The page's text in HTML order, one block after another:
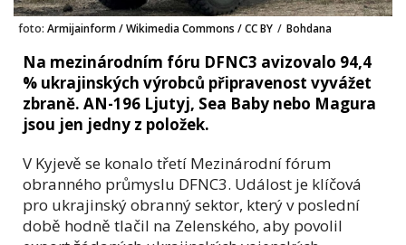
foto: Armijainform / Wikimedia Commons / CC BY / Bohdana
Na mezinárodním fóru DFNC3 avizovalo 94,4
% ukrajinských výrobců připravenost vyvážet
zbraně. AN-196 Ljutyj, Sea Baby nebo Magura
jsou jen jedny z položek.
V Kyjevě se konalo třetí Mezinárodní fórum
obranného průmyslu DFNC3. Událost je klíčová
pro ukrajinský obranný sektor, který v poslední
době hodně tlačil na Zelenského, aby povolil